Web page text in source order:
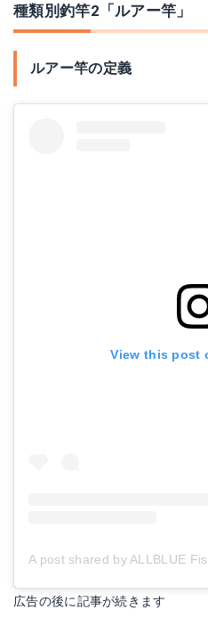
種類別釣竿2「ルアー竿」
ルアー竿の定義
View this post
広告の後に記事が続きます